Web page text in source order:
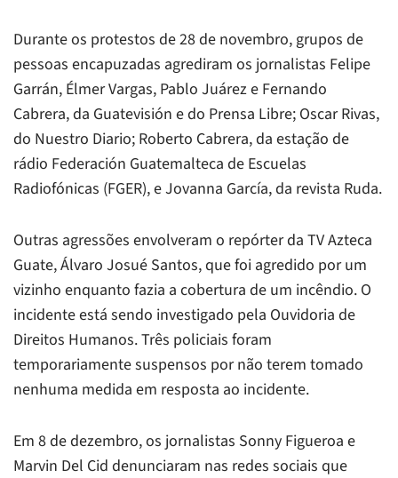
Durante os protestos de 28 de novembro, grupos de
pessoas encapuzadas agrediram os jornalistas Felipe
Garrán, Élmer Vargas, Pablo Juárez e Fernando
Cabrera, da Guatevisión e do Prensa Libre; Oscar Rivas,
do Nuestro Diario; Roberto Cabrera, da estação de
rádio Federación Guatemalteca de Escuelas
Radiofónicas (FGER), e Jovanna García, da revista Ruda.
Outras agressões envolveram o repórter da TV Azteca
Guate, Álvaro Josué Santos, que foi agredido por um
vizinho enquanto fazia a cobertura de um incêndio. O
incidente está sendo investigado pela Ouvidoria de
Direitos Humanos. Três policiais foram
temporariamente suspensos por não terem tomado
nenhuma medida em resposta ao incidente.
Em 8 de dezembro, os jornalistas Sonny Figueroa e
Marvin Del Cid denunciaram nas redes sociais que